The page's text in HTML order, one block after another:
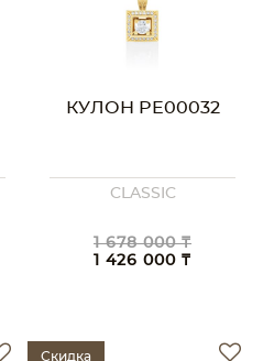
КУЛОН PE00032
CLASSIC
1 678 000 ₸
1 426 000 ₸
Скидка